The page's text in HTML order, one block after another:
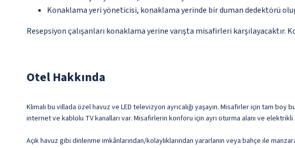
Konaklama yeri yöneticisi, konaklama yerinde bir duman dedektörü
Resepsiyon çalışanları konaklama yerine varışta misafirleri
Otel Hakkında
Klimalı bu villada özel havuz ve LED televizyon ayrıcalığı yaşayın. Misafirler için tam
internet ve kablolu TV kanalları var. Misafirlerin konforu için ayrı oturma alanı ve
Açık havuz gibi dinlenme imkânlarından/kolaylıklarından yararlanın veya bahçe ile